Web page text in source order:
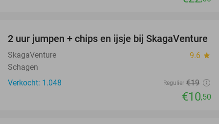
45%
2 uur jumpen + chips en ijsje bij SkagaVenture
SkagaVenture 9.6 star
Schagen
Verkocht: 1.048
Regulier €19
€10,50